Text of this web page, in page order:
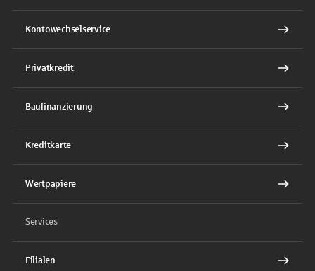
Kontowechselservice
Privatkredit
Baufinanzierung
Kreditkarte
Wertpapiere
Services
Filialen